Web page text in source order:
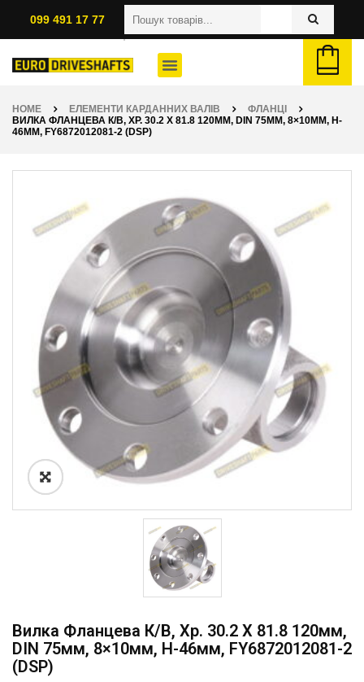
099 491 17 77
HOME ЕЛЕМЕНТИ КАРДАННИХ ВАЛІВ
ФЛАНЦІ
ВИЛКА ФЛАНЦЕВА К/В, ХР. 30.2 X 81.8 120ММ, DIN 75ММ, 8×10ММ, H-
46ММ, FY6872012081-2 (DSP)
Вилка Фланцева К/в, Хр. 30.2 X 81.8 120мм,
DIN 75мм, 8×10мм, H-46мм, FY6872012081-2
(DSP)